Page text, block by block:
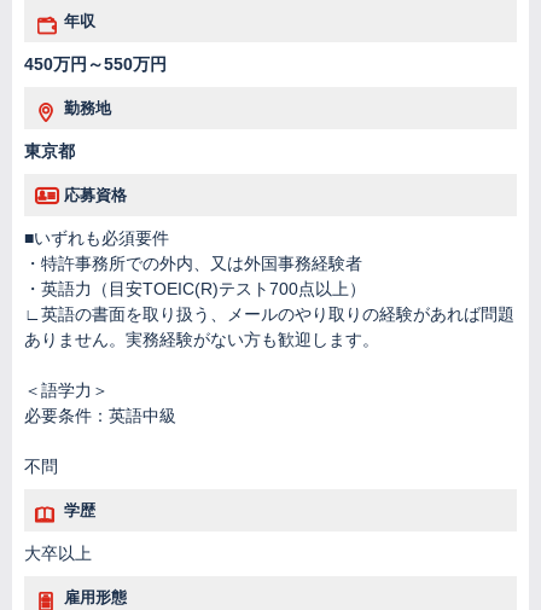
年収
450万円～550万円
勤務地
東京都
応募資格
■いずれも必須要件
・特許事務所での外内、又は外国事務経験者
・英語力（目安TOEIC(R)テスト700点以上）
∟英語の書面を取り扱う、メールのやり取りの経験があれば問題
ありません。実務経験がない方も歓迎します。
＜語学力＞
必要条件：英語中級
不問
学歴
大卒以上
雇用形態